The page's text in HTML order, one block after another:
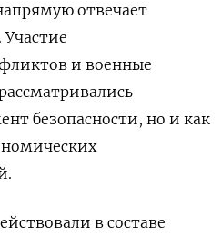
отвечает
и военные
безопасности, но и как
в составе